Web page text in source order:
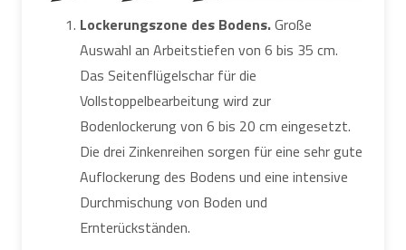
Lockerungszone des Bodens.Große
Auswahl an Arbeitstiefen von 6 bis 35 cm.
Das Seitenflügelschar für die
Vollstoppelbearbeitung wird zur
Bodenlockerung von 6 bis 20 cm eingesetzt.
Die drei Zinkenreihen sorgen für eine sehr gute
Auflockerung des Bodens und eine intensive
Durchmischung von Boden und
Ernterückständen.